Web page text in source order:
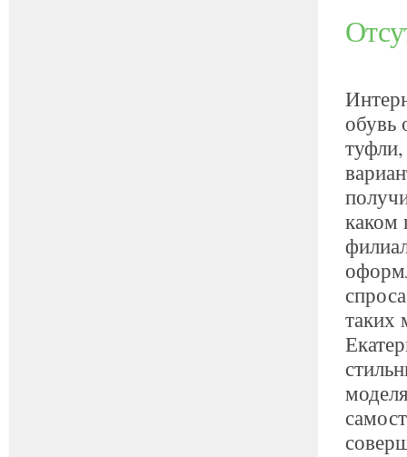
обувь
каком
таких